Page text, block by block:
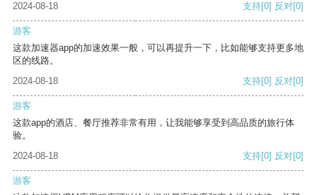
2024-08-18 支持[0] 反对[0]
游客
这款加速器app的加速效果一般，可以再提升一下，比如能够支持更多地
区的线路。
2024-08-18
支持[0] 反对[0]
游客
这款app的酒店、餐厅推荐非常有用，让我能够享受到高品质的旅行体
验。
2024-08-18
支持[0] 反对[0]
游客